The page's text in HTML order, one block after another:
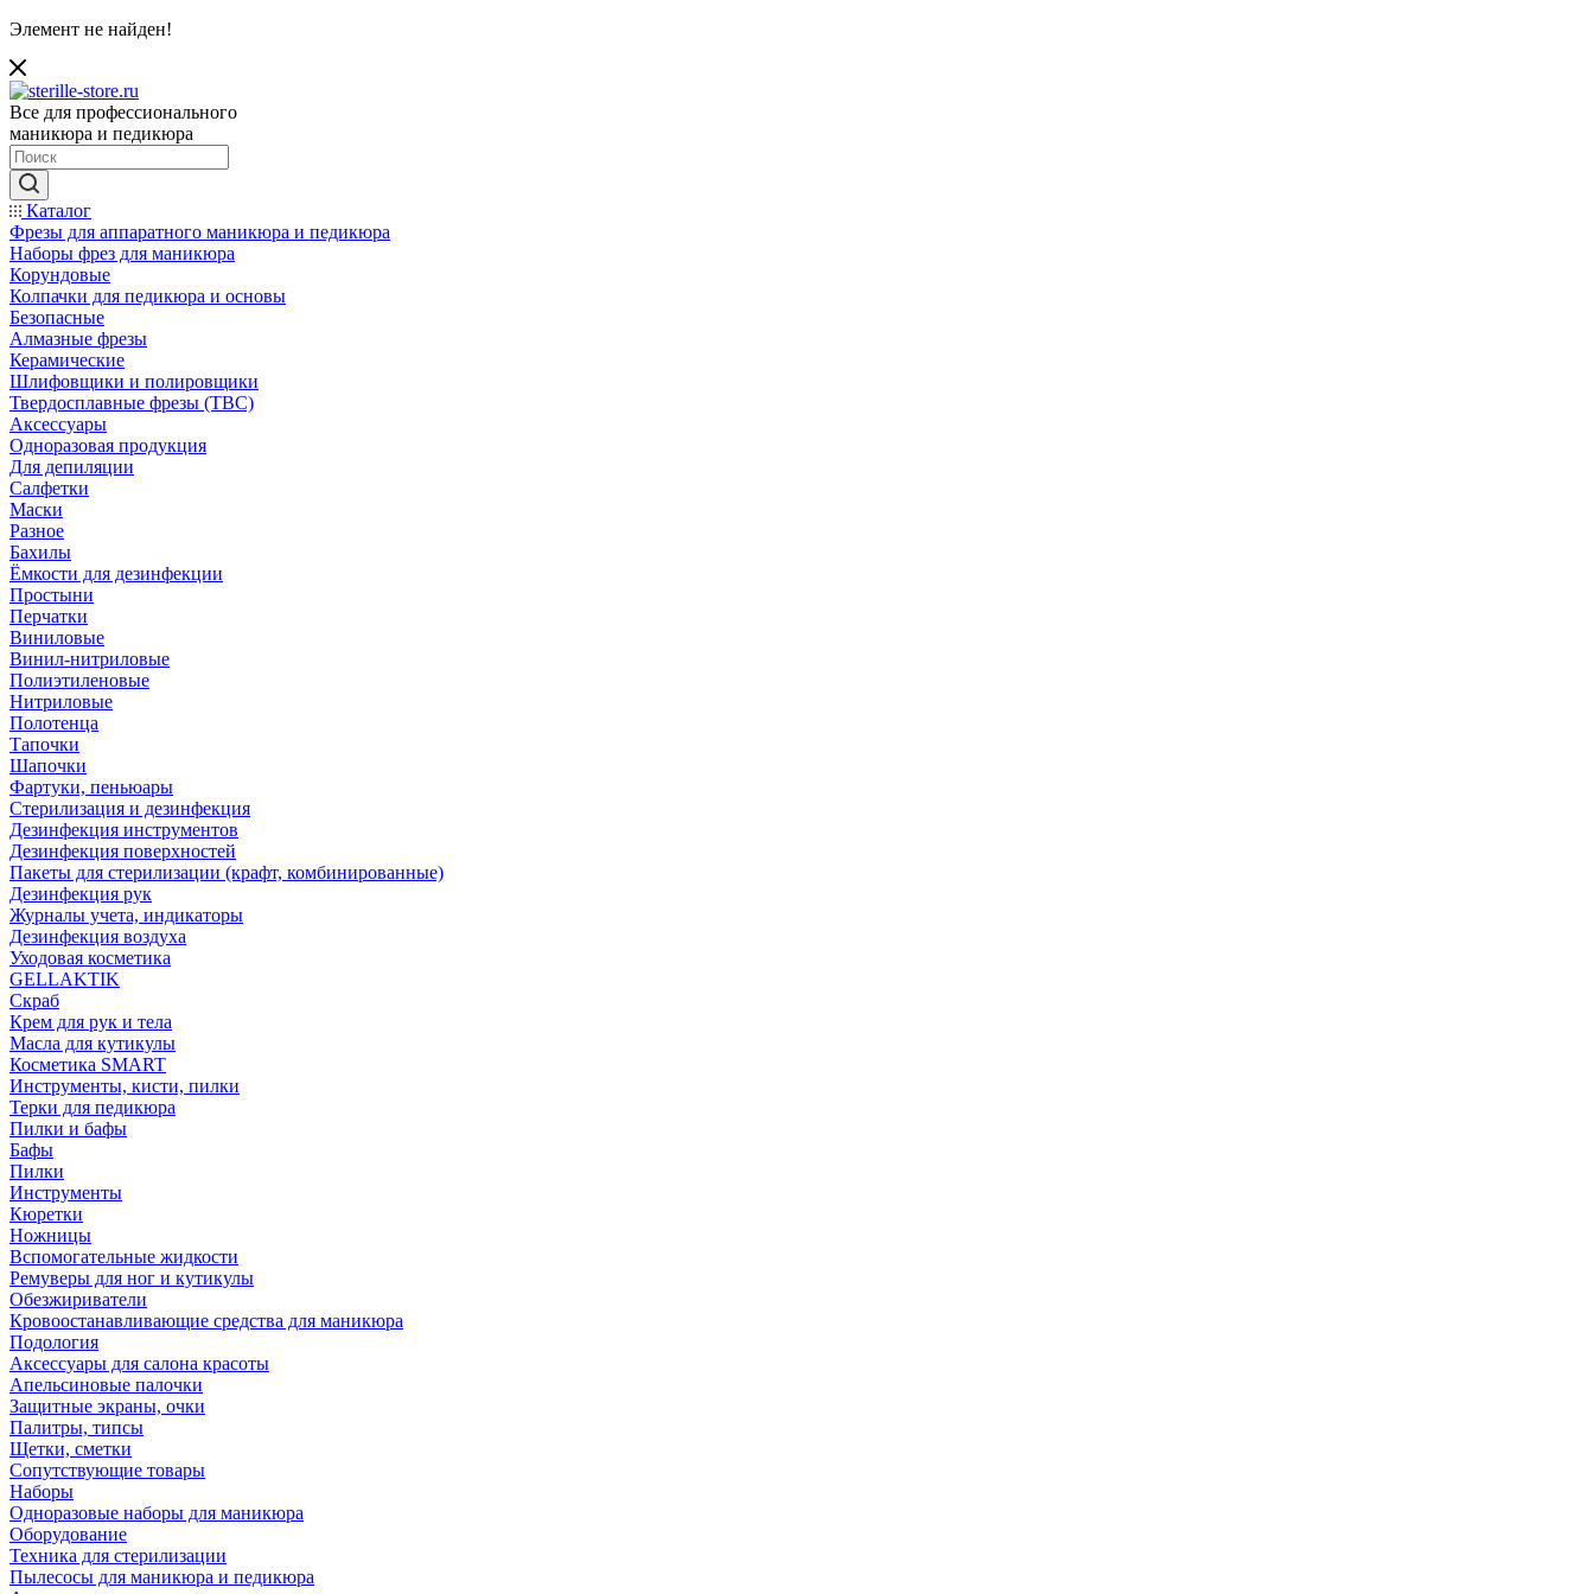
Элемент не найден!
Все для профессионального
маникюра и педикюра
Каталог
Фрезы для аппаратного маникюра и педикюра
Наборы фрез для маникюра
Корундовые
Колпачки для педикюра и основы
Безопасные
Алмазные фрезы
Керамические
Шлифовщики и полировщики
Твердосплавные фрезы (ТВС)
Аксессуары
Одноразовая продукция
Для депиляции
Салфетки
Маски
Разное
Бахилы
Ёмкости для дезинфекции
Простыни
Перчатки
Виниловые
Винил-нитриловые
Полиэтиленовые
Нитриловые
Полотенца
Тапочки
Шапочки
Фартуки, пеньюары
Стерилизация и дезинфекция
Дезинфекция инструментов
Дезинфекция поверхностей
Пакеты для стерилизации (крафт, комбинированные)
Дезинфекция рук
Журналы учета, индикаторы
Дезинфекция воздуха
Уходовая косметика
GELLAKTIK
Скраб
Крем для рук и тела
Масла для кутикулы
Косметика SMART
Инструменты, кисти, пилки
Терки для педикюра
Пилки и бафы
Бафы
Пилки
Инструменты
Кюретки
Ножницы
Вспомогательные жидкости
Ремуверы для ног и кутикулы
Обезжириватели
Кровоостанавливающие средства для маникюра
Подология
Аксессуары для салона красоты
Апельсиновые палочки
Защитные экраны, очки
Палитры, типсы
Щетки, сметки
Сопутствующие товары
Наборы
Одноразовые наборы для маникюра
Оборудование
Техника для стерилизации
Пылесосы для маникюра и педикюра